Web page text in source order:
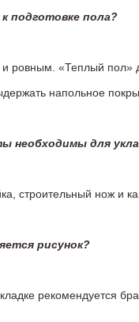
подготовке пола?
ровным. «Теплый пол»
напольное
необходимы для
строительный нож и
рисунок?
рекомендуется